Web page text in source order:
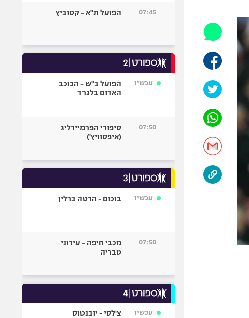
אופניים
כדורמים
פוטבול אמריקאי NFL
בייסבול MLB
ספורט אתגרי
גיימינג E-Sports
07:45 הפועל ת"א - קטוביץ
עכשיו
הפועל ב"ש - הכוכב
האדום בלגרד
07:50
סיפורי הפרמיירליג
(איפסוויץ')
עכשיו בוכום - הרטה ברלין
07:50
מכבי חיפה - עירוני
טבריה
עכשיו צ'לסי - יובנטוס